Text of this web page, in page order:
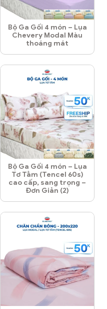
Bộ Ga Gối 4 món – Lụa
Chevery Modal Màu
thoáng mát
Bộ Ga Gối 4 món – Lụa
Tơ Tằm (Tencel 60s)
cao cấp, sang trọng –
Đơn Giản (2)